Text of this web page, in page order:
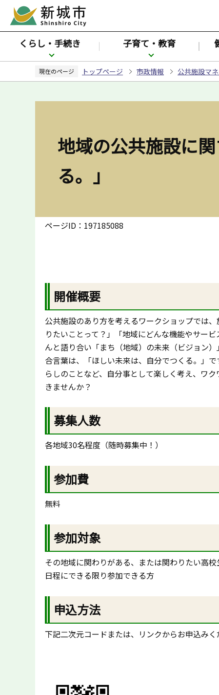
ペ
ジ
先
くらし・手続き 子育て・教育
現在のページ トップページ 市政情報 公共施設マ
地域の公共施設に
る。」
ページID：197185088
開催概要
公共施設のあり方を考えるワークショップでは
りたいことって？」「地域にどんな機能やサー
んと語り合い「まち（地域）の未来（ビジョン）
合言葉は、「ほしい未来は、自分でつくる。」
らしのことなど、自分事として楽しく考え、ワ
きませんか？
募集人数
各地域30名程度（随時募集中！）
参加費
無料
参加対象
その地域に関わりがある、または関わりたい高
日程にできる限り参加できる方
申込方法
下記二次元コードまたは、リンクからお申込みく